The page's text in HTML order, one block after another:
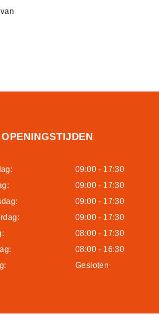
OPENINGSTIJDEN
09:00 - 17:30
09:00 - 17:30
09:00 - 17:30
09:00 - 17:30
08:00 - 17:30
08:00 - 16:30
Gesloten